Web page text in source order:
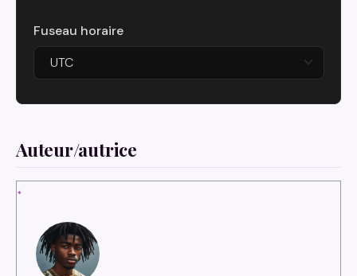
Fuseau horaire
UTC
Auteur/autrice